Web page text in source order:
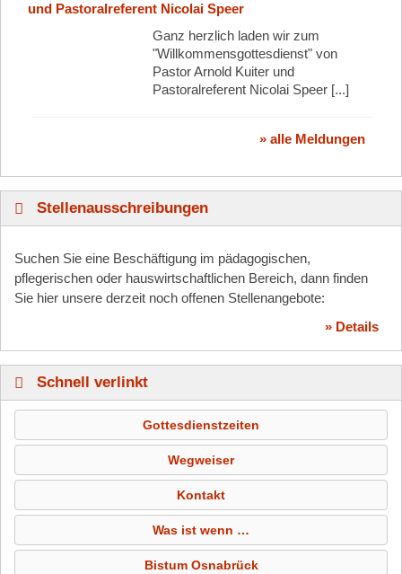
und Pastoralreferent Nicolai Speer
Ganz herzlich laden wir zum
"Willkommensgottesdienst" von
Pastor Arnold Kuiter und
Pastoralreferent Nicolai Speer [...]
» alle Meldungen
Stellenausschreibungen
Suchen Sie eine Beschäftigung im pädagogischen,
pflegerischen oder hauswirtschaftlichen Bereich, dann finden
Sie hier unsere derzeit noch offenen Stellenangebote:
» Details
Schnell verlinkt
Gottesdienstzeiten
Wegweiser
Kontakt
Was ist wenn …
Bistum Osnabrück